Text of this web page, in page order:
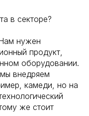
в секторе?
Нам нужен
продукт,
оборудовании.
внедряем
камеди, но на
же стоит